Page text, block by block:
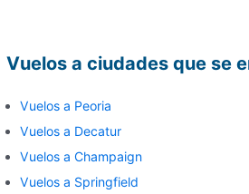
Vuelos a ciudades que se
Vuelos a Peoria
Vuelos a Decatur
Vuelos a Champaign
Vuelos a Springfield